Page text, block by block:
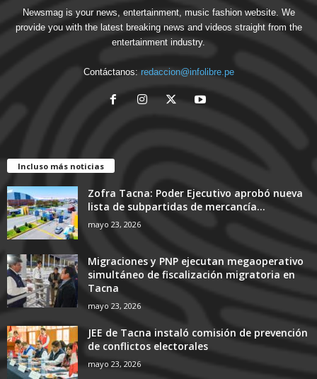
Newsmag is your news, entertainment, music fashion website. We
provide you with the latest breaking news and videos straight from the
entertainment industry.
Contáctanos: redaccion@infolibre.pe
Incluso más noticias
Zofra Tacna: Poder Ejecutivo aprobó nueva
lista de subpartidas de mercancía...
mayo 23, 2026
Migraciones y PNP ejecutan megaoperativo
simultáneo de fiscalización migratoria en
Tacna
mayo 23, 2026
JEE de Tacna instaló comisión de prevención
de conflictos electorales
mayo 23, 2026